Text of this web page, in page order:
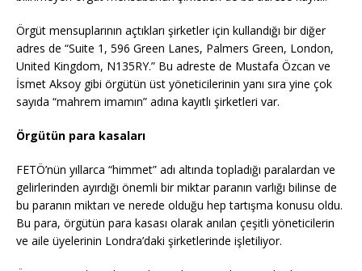
Örgüt mensuplarının açtıkları şirketler için kullandığı bir diğer
adres de “Suite 1, 596 Green Lanes, Palmers Green, London,
United Kingdom, N135RY.” Bu adreste de Mustafa Özcan ve
İsmet Aksoy gibi örgütün üst yöneticilerinin yanı sıra yine çok
sayıda “mahrem imamın” adına kayıtlı şirketleri var.
Örgütün para kasaları
FETÖ’nün yıllarca “himmet” adı altında topladığı paralardan ve
gelirlerinden ayırdığı önemli bir miktar paranın varlığı bilinse de
bu paranın miktarı ve nerede olduğu hep tartışma konusu oldu.
Bu para, örgütün para kasası olarak anılan çeşitli yöneticilerin
ve aile üyelerinin Londra’daki şirketlerinde işletiliyor.